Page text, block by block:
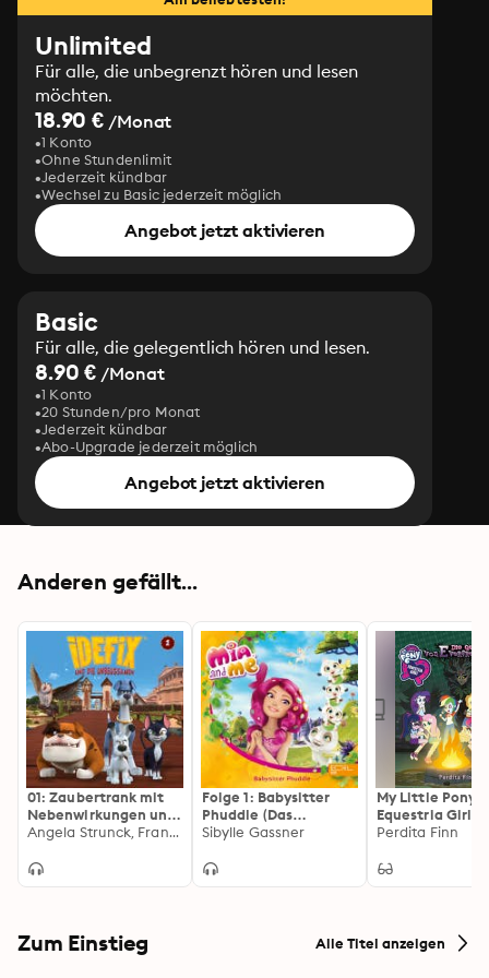
Unlimited
Für alle, die unbegrenzt hören und lesen
möchten.
18.90 € /Monat
1 Konto
Ohne Stundenlimit
Jederzeit kündbar
Wechsel zu Basic jederzeit möglich
Angebot jetzt aktivieren
Basic
Für alle, die gelegentlich hören und lesen.
8.90 € /Monat
1 Konto
20 Stunden/pro Monat
Jederzeit kündbar
Abo-Upgrade jederzeit möglich
Angebot jetzt aktivieren
Anderen gefällt...
01: Zaubertrank mit
Nebenwirkungen und
andere Geschichten
Hörspiele zur TV-
Angela Strunck, Frank Turba
Folge 1: Babysitter
Phuddle (Das
Original-Hörspiel zum
Sibylle Gassner
My Little Pony -
Equestria Girls
Geschichte von
Perdita Finn
Zum Einstieg Alle Titel anzeigen